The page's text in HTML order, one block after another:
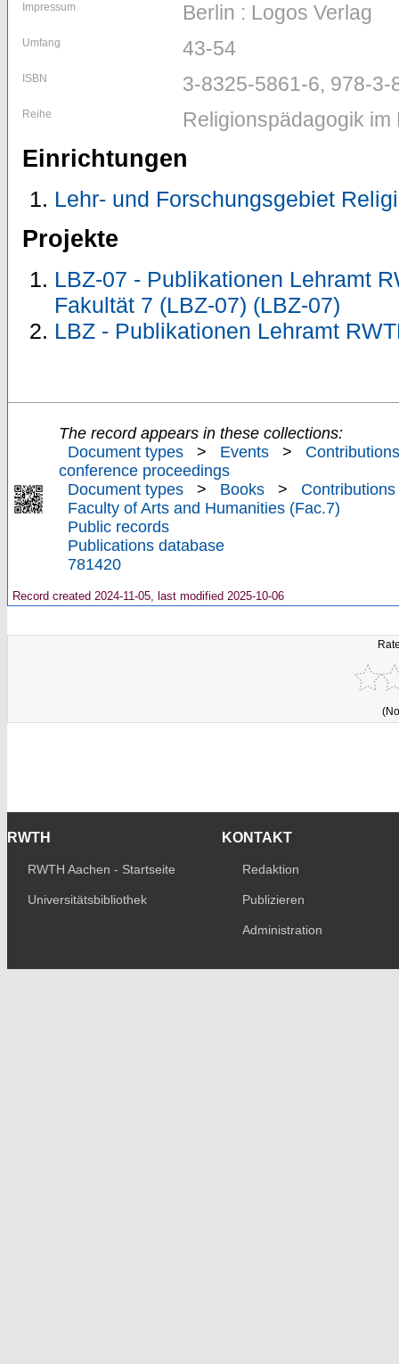
Impressum Berlin : Logos Verlag
Umfang 43-54
ISBN 3-8325-5861-6, 978-3-
Reihe Religionspädagogik im
Einrichtungen
Lehr- und Forschungsgebiet
Projekte
LBZ-07 - Publikationen Lehramt
Fakultät 7 (LBZ-07) (LBZ-07)
LBZ - Publikationen Lehramt
The record appears in these collections:
Document types
> Events >
conference proceedings
Document types
> Books >
Faculty of Arts and Humanities (Fac.7)
Public records
Publications database
781420
Record created 2024-11-05, last modified 2025-10-06
RWTH
RWTH Aachen - Startseite
Universitätsbibliothek
KONTAKT
Redaktion
Publizieren
Administration